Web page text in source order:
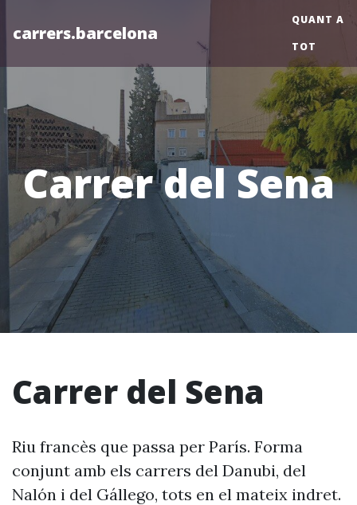
carrers.barcelona
QUANT A
TOT
Carrer del Sena
Carrer del Sena
Riu francès que passa per París. Forma
conjunt amb els carrers del Danubi, del
Nalón i del Gállego, tots en el mateix indret.